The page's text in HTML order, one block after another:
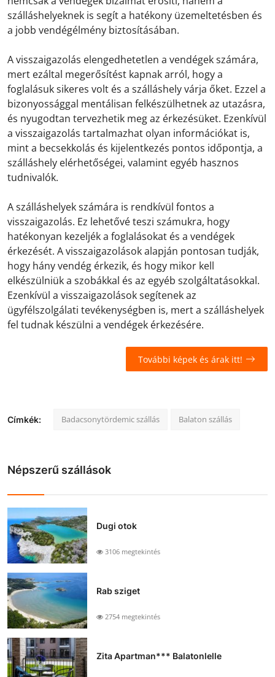
szálláshelyeknek is segít a hatékony üzemeltetésben és
a jobb vendégélmény biztosításában.
A visszaigazolás elengedhetetlen a vendégek számára,
mert ezáltal megerősítést kapnak arról, hogy a
foglalásuk sikeres volt és a szálláshely várja őket. Ezzel a
bizonyossággal mentálisan felkészülhetnek az utazásra,
és nyugodtan tervezhetik meg az érkezésüket. Ezenkívül
a visszaigazolás tartalmazhat olyan információkat is,
mint a becsekkolás és kijelentkezés pontos időpontja, a
szálláshely elérhetőségei, valamint egyéb hasznos
tudnivalók.
A szálláshelyek számára is rendkívül fontos a
visszaigazolás. Ez lehetővé teszi számukra, hogy
hatékonyan kezeljék a foglalásokat és a vendégek
érkezését. A visszaigazolások alapján pontosan tudják,
hogy hány vendég érkezik, és hogy mikor kell
elkészülniük a szobákkal és az egyéb szolgáltatásokkal.
Ezenkívül a visszaigazolások segítenek az
ügyfélszolgálati tevékenységben is, mert a szálláshelyek
fel tudnak készülni a vendégek érkezésére.
További képek és árak itt!
Címkék: Badacsonytördemic szállás Balaton szállás
Népszerű szállások
Dugi otok
3106 megtekintés
Rab sziget
2754 megtekintés
Zita Apartman*** Balatonlelle